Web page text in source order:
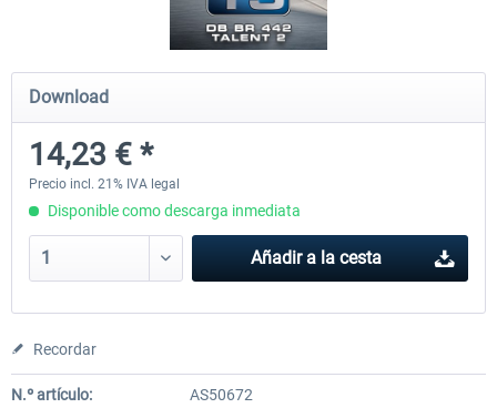
ICE 4 (Class 412)
35,54 € *
Stadler Flirt 3
Download
14,23 € *
Precio incl. 21% IVA legal
Disponible como descarga inmediata
Añadir a la cesta
Recordar
N.º artículo:
AS50672